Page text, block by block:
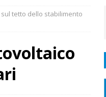
tetto dello stabilimento